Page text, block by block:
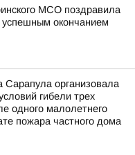
МСО поздравила
окончанием
Сарапула организовала
гибели трех
одного малолетнего
пожара частного дома